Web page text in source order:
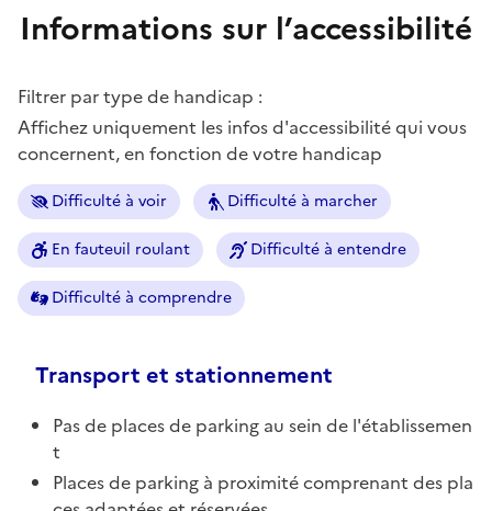
Informations sur l’accessibilité
Filtrer par type de handicap :
Affichez uniquement les infos d'accessibilité qui vous
concernent, en fonction de votre handicap
Difficulté à voir Difficulté à marcher
En fauteuil roulant Difficulté à entendre
Difficulté à comprendre
Transport et stationnement
Pas de places de parking au sein de l'établissemen
t
Places de parking à proximité comprenant des pla